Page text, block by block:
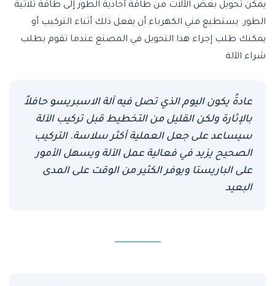
يمكن تحويل بعض الآلات من طاقة أحادية الطور إلى طاقة ثلاثية
الطور. يستطيع فني الكهرباء أن يفعل ذلك أثناء التركيب أو
يمكنك طلب إجراء هذا التحويل في المصنع عندما تقوم بطلب
شراء الآلة
عادةً يكون اليوم الذي تصل فيه آلة الاسبريسو حافلاً
بالإثارة ولكن القليل من التخطيط قبل تركيب الآلة
سيساعد على جعل العملية أكثر سلاسة. التركيب
الصحيح يزيد في فعالية عمل الآلة ويسهل الأمور
على الباريستا ويوفر الكثير من الوقت على المدى
البعيد